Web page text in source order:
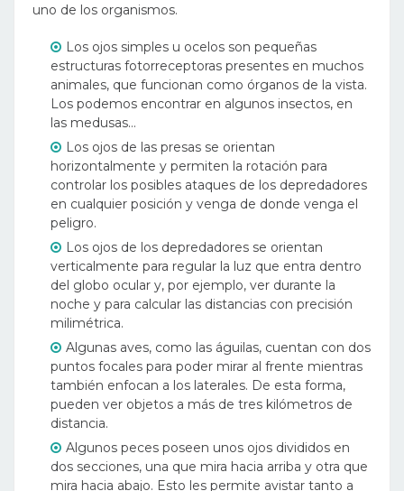
uno de los organismos.
Los ojos simples u ocelos son pequeñas
estructuras fotorreceptoras presentes en muchos
animales, que funcionan como órganos de la vista.
Los podemos encontrar en algunos insectos, en
las medusas…
Los ojos de las presas se orientan
horizontalmente y permiten la rotación para
controlar los posibles ataques de los depredadores
en cualquier posición y venga de donde venga el
peligro.
Los ojos de los depredadores se orientan
verticalmente para regular la luz que entra dentro
del globo ocular y, por ejemplo, ver durante la
noche y para calcular las distancias con precisión
milimétrica.
Algunas aves, como las águilas, cuentan con dos
puntos focales para poder mirar al frente mientras
también enfocan a los laterales. De esta forma,
pueden ver objetos a más de tres kilómetros de
distancia.
Algunos peces poseen unos ojos divididos en
dos secciones, una que mira hacia arriba y otra que
mira hacia abajo. Esto les permite avistar tanto a